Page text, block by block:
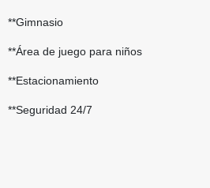
**Gimnasio
**Área de juego para niños
**Estacionamiento
**Seguridad 24/7